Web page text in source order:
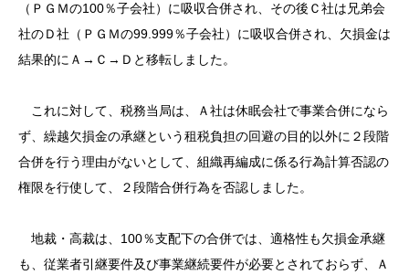
（ＰＧＭの100％子会社）に吸収合併され、その後Ｃ社は兄弟会
社のＤ社（ＰＧＭの99.999％子会社）に吸収合併され、欠損金は
結果的にＡ→Ｃ→Ｄと移転しました。
これに対して、税務当局は、Ａ社は休眠会社で事業合併になら
ず、繰越欠損金の承継という租税負担の回避の目的以外に２段階
合併を行う理由がないとして、組織再編成に係る行為計算否認の
権限を行使して、２段階合併行為を否認しました。
地裁・高裁は、100％支配下の合併では、適格性も欠損金承継
も、従業者引継要件及び事業継続要件が必要とされておらず、Ａ